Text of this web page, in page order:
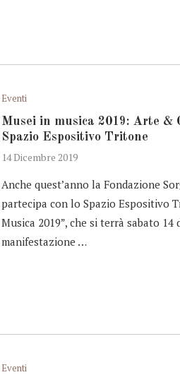
Eventi
Musei in musica 2019: Arte &
Spazio Espositivo Tritone
14 Dicembre 2019
Anche quest’anno la Fondazione
partecipa con lo Spazio Espositivo
Musica 2019”, che si terrà sabato 14
manifestazione …
Eventi